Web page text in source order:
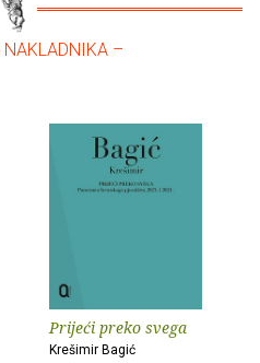
NAKLADNIKA –
Prijeći preko svega
Krešimir Bagić